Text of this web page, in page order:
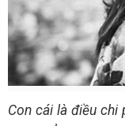
Con cái là điều chi